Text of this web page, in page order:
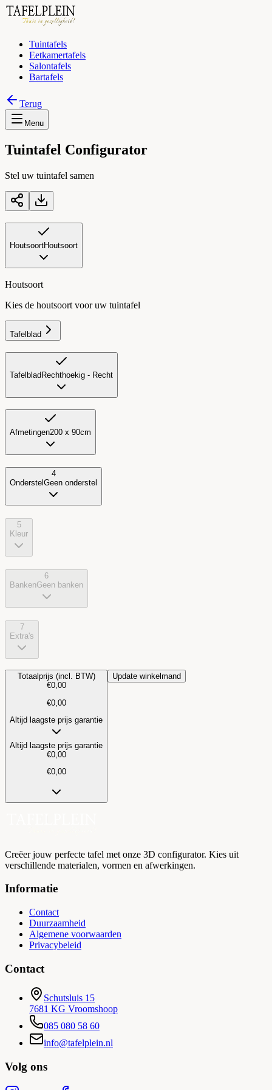
Tuintafels
Eetkamertafels
Salontafels
Bartafels
Terug
Menu
Tuintafel Configurator
Stel uw tuintafel samen
HoutsoortHoutsoort
Houtsoort
Kies de houtsoort voor uw tuintafel
Tafelblad
Tafelblad Rechthoekig - Recht
Afmetingen200 x 90cm
4
Onderstel Geen onderstel
5
Kleur
6
BankenGeen banken
7
Extra's
Totaalprijs (incl. BTW)
€0,00
€0,00
Altijd laagste prijs garantie
Altijd laagste prijs garantie
€0,00
€0,00
Update winkelmand
Prijsopbouw
Tafelblad:
€0,00
€0,00
€0,00
• Kleur: Standaard
0,00
Garantie:Altijd laagste prijs garantie
Totaal (ex. BTW):
Creëer jouw perfecte tafel met onze 3D configurator. Kies uit
verschillende materialen, vormen en afwerkingen.
Informatie
Contact
Duurzaamheid
Algemene voorwaarden
Privacybeleid
Contact
Schutsluis 15
7681 KG Vroomshoop
085 080 58 60
info@tafelplein.nl
Volg ons